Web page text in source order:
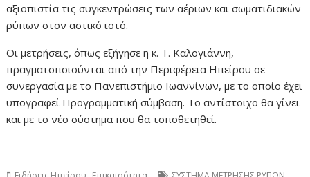
αξιοπιστία τις συγκεντρώσεις των αέριων και σωματιδιακών
ρύπων στον αστικό ιστό.
Οι μετρήσεις, όπως εξήγησε η κ. Τ. Καλογιάννη,
πραγματοποιούνται από την Περιφέρεια Ηπείρου σε
συνεργασία με το Πανεπιστήμιο Ιωαννίνων, με το οποίο έχει
υπογραφεί Προγραμματική σύμβαση. Το αντίστοιχο θα γίνει
και με το νέο σύστημα που θα τοποθετηθεί.
,